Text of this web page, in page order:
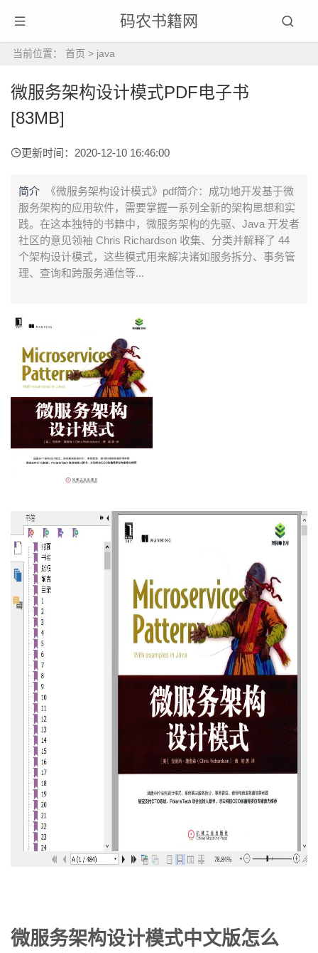
码农书籍网
当前位置： 首页 > java
微服务架构设计模式PDF电子书
[83MB]
更新时间：2020-12-10 16:46:00
简介
《微服务架构设计模式》pdf简介：成功地开发基于微
服务架构的应用软件，需要掌握一系列全新的架构思想和实
践。在这本独特的书籍中，微服务架构的先驱、Java 开发者
社区的意见领袖 Chris Richardson 收集、分类并解释了 44
个架构设计模式，这些模式用来解决诸如服务拆分、事务管
理、查询和跨服务通信等...
微服务架构设计模式中文版怎么